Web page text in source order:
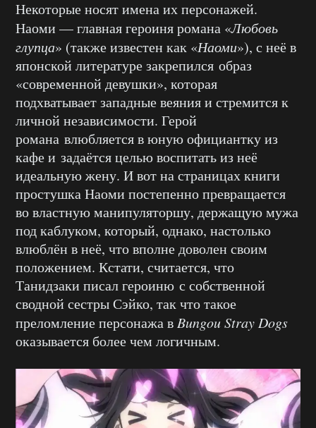
Некоторые носят имена их персонажей.
Наоми — главная героиня романа «Любовь
глупца» (также известен как «Наоми»), с неё в
японской литературе закрепился образ
«современной девушки», которая
подхватывает западные веяния и стремится к
личной независимости. Герой
романа влюбляется в юную официантку из
кафе и задаётся целью воспитать из неё
идеальную жену. И вот на страницах книги
простушка Наоми постепенно превращается
во властную манипуляторшу, держащую мужа
под каблуком, который, однако, настолько
влюблён в неё, что вполне доволен своим
положением. Кстати, считается, что
Танидзаки писал героиню с собственной
сводной сестры Сэйко, так что такое
преломление персонажа в Bungou Stray Dogs
оказывается более чем логичным.